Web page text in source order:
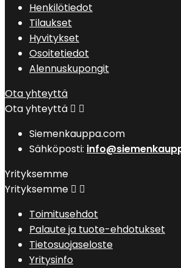
Henkilötiedot
Tilaukset
Hyvitykset
Osoitetiedot
Alennuskupongit
Ota yhteyttä
Ota yhteyttä  
Siemenkauppa.com
Sähköposti:
Yrityksemme
Yrityksemme  
Toimitusehdot
Palaute ja tuote-ehdotukset
Tietosuojaseloste
Yritysinfo